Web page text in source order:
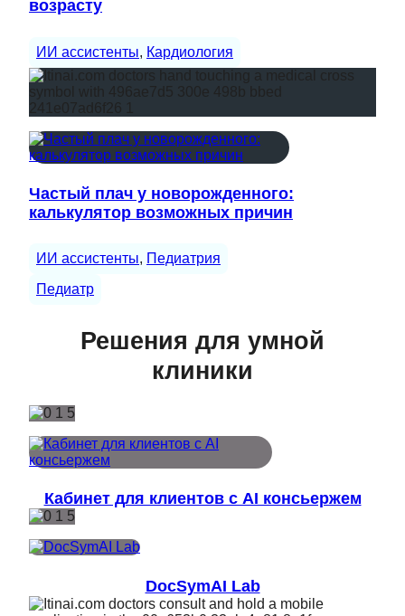
возрасту
ИИ ассистенты, Кардиология
Частый плач у новорожденного:
калькулятор возможных причин
ИИ ассистенты, Педиатрия
Педиатр
Решения для умной
клиники
Кабинет для клиентов с AI консьержем
DocSymAI Lab